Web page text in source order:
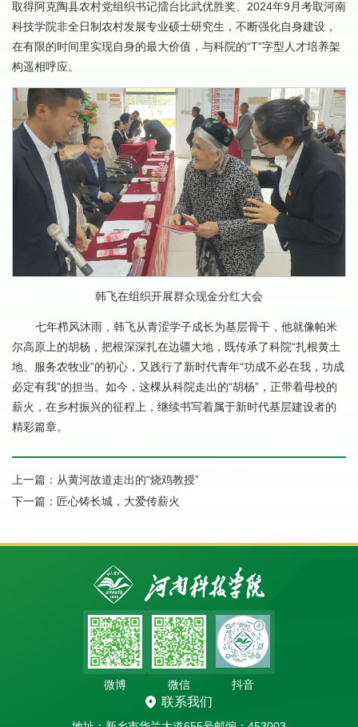
取得阿克陶县农村党组织书记擂台比武优胜奖、2024年9月考取河南
科技学院非全日制农村发展专业硕士研究生，不断强化自身建设，
在有限的时间里实现自身的最大价值，与科院的“T”字型人才培养架
构遥相呼应。
韩飞在组织开展群众现金分红大会
七年栉风沐雨，韩飞从青涩学子成长为基层骨干，他就像帕米
尔高原上的胡杨，把根深深扎在边疆大地，既传承了科院“扎根黄土
地、服务农牧业”的初心，又践行了新时代青年“功成不必在我，功成
必定有我”的担当。如今，这棵从科院走出的“胡杨”，正带着母校的
薪火，在乡村振兴的征程上，继续书写着属于新时代基层建设者的
精彩篇章。
上一篇： 从黄河故道走出的“烧鸡教授”
下一篇： 匠心铸长城，大爱传薪火
联系我们
微博 微信 抖音